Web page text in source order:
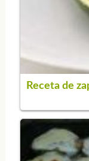
Receta de